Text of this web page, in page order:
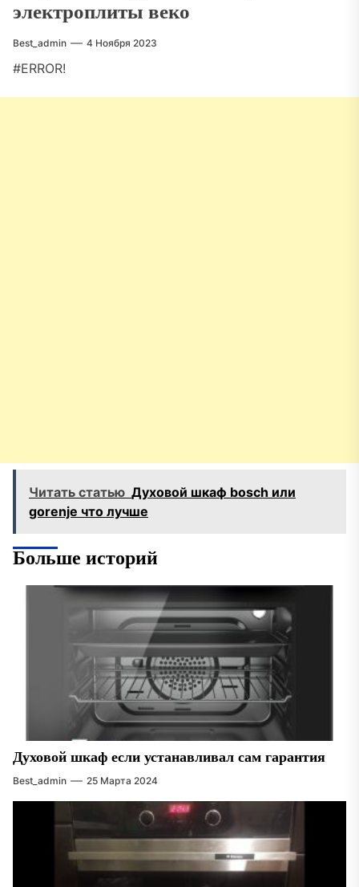
электроплиты веко
Best_admin 4 Ноября 2023
#ERROR!
Читать статью Духовой шкаф bosch или
gorenje что лучше
Больше историй
Духовой шкаф если устанавливал сам гарантия
Best_admin 25 Марта 2024